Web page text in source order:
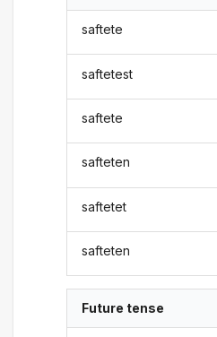
saftete
saftetest
saftete
safteten
saftetet
safteten
Future tense